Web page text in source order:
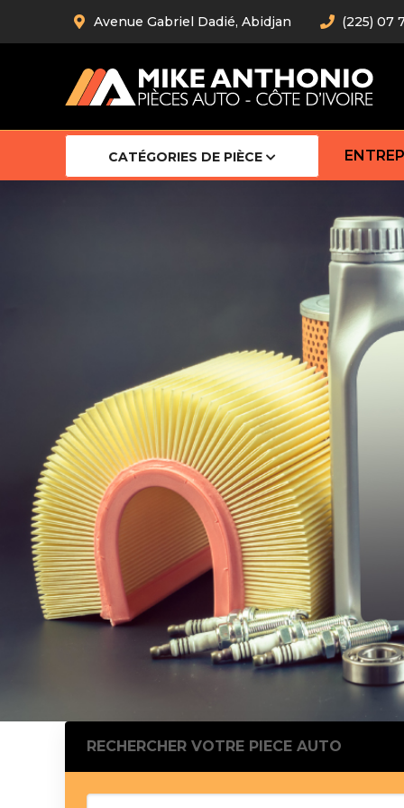
Avenue Gabriel Dadié, Abidjan (225) 07
CATÉGORIES DE PIÈCE
Barre
Barre
Robot
Bras
Cardan
Pistons
Feu
Bague
Bague
Calle
Chaine
RECHERCHER VOTRE PIECE AUTO